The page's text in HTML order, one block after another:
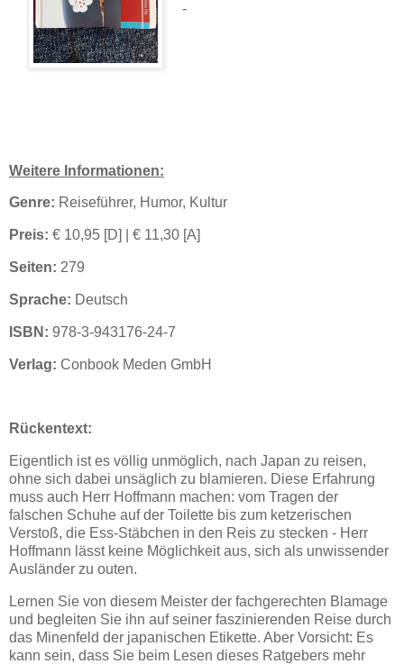
-
Weitere Informationen:
Genre: Reiseführer, Humor, Kultur
Preis: € 10,95 [D] | € 11,30 [A]
Seiten: 279
Sprache: Deutsch
ISBN: 978-3-943176-24-7
Verlag: Conbook Meden GmbH
Rückentext:
Eigentlich ist es völlig unmöglich, nach Japan zu reisen,
ohne sich dabei unsäglich zu blamieren. Diese Erfahrung
muss auch Herr Hoffmann machen: vom Tragen der
falschen Schuhe auf der Toilette bis zum ketzerischen
Verstoß, die Ess-Stäbchen in den Reis zu stecken - Herr
Hoffmann lässt keine Möglichkeit aus, sich als unwissender
Ausländer zu outen.
Lernen Sie von diesem Meister der fachgerechten Blamage
und begleiten Sie ihn auf seiner faszinierenden Reise durch
das Minenfeld der japanischen Etikette. Aber Vorsicht: Es
kann sein, dass Sie beim Lesen dieses Ratgebers mehr